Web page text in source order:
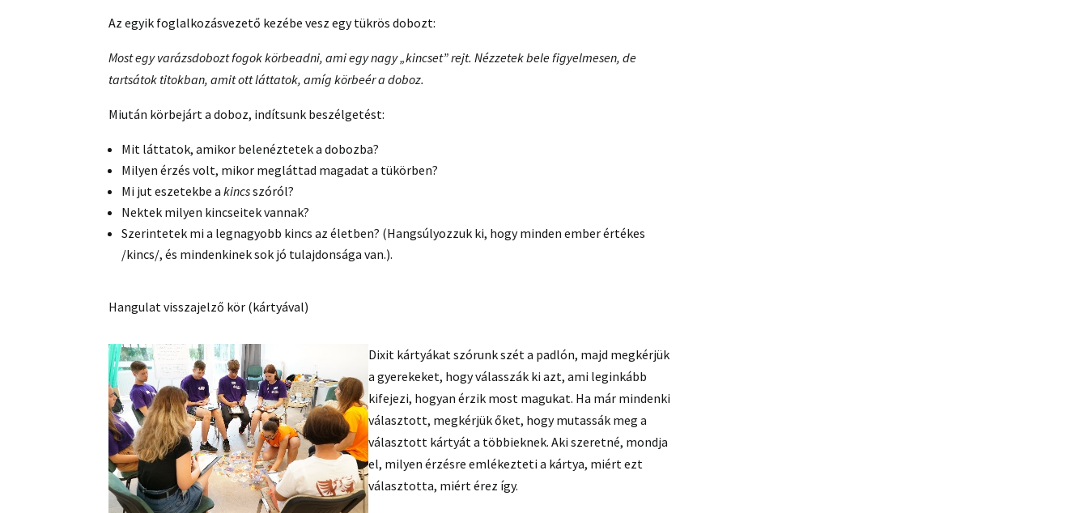
Az egyik foglalkozásvezető kezébe vesz egy tükrös dobozt:
Most egy varázsdobozt fogok körbeadni, ami egy nagy „kincset” rejt. Nézzetek bele figyelmesen, de
tartsátok titokban, amit ott láttatok, amíg körbeér a doboz.
Miután körbejárt a doboz, indítsunk beszélgetést:
Mit láttatok, amikor belenéztetek a dobozba?
Milyen érzés volt, mikor megláttad magadat a tükörben?
Mi jut eszetekbe akincsszóról?
Nektek milyen kincseitek vannak?
Szerintetek mi a legnagyobb kincs az életben? (Hangsúlyozzuk ki, hogy minden ember értékes
/kincs/, és mindenkinek sok jó tulajdonsága van.).
Hangulat visszajelző kör (kártyával)
Dixit kártyákat szórunk szét a padlón, majd megkérjük
a gyerekeket, hogy válasszák ki azt, ami leginkább
kifejezi, hogyan érzik most magukat. Ha már mindenki
választott, megkérjük őket, hogy mutassák meg a
választott kártyát a többieknek. Aki szeretné, mondja
el, milyen érzésre emlékezteti a kártya, miért ezt
választotta, miért érez így.